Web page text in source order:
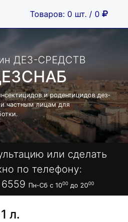
Товаров: 0 шт. / 0
Товаров: 0 шт. / 0
ДЕЗ-СРЕДСТВ
и родентицидов дез-
частным лицам для
или сделать
по телефону:
Пн-Сб с 1000 до 2000
л.